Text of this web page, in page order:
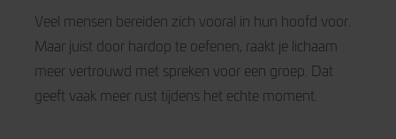
Veel mensen bereiden zich vooral in hun hoofd voor.
Maar juist door hardop te oefenen, raakt je lichaam
meer vertrouwd met spreken voor een groep. Dat
geeft vaak meer rust tijdens het echte moment.